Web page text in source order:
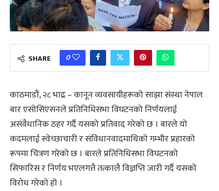
SHARE 0
काठमाडौं,२८ भाद्र– कानून व्यवसायीहरूको साझा संस्था नेपाल
बार एसोसिएसनले प्रतिनिधिसभा विघटनको निर्णयलाई
असंवैधानिक ठहर गर्दै यसको प्रतिवाद गरेको छ । बारले यो
कदमलाई स्वेच्छाचारी र संविधानवादमाथिको गम्भीर प्रहारको
रूपमा चित्रण गरेको छ । बारले प्रतिनिधिसभा विघटनको
सिफारिस र निर्णय भएलगत्तै तत्कालै विज्ञप्ति जारी गर्दै यसको
विरोध गरेको हो ।